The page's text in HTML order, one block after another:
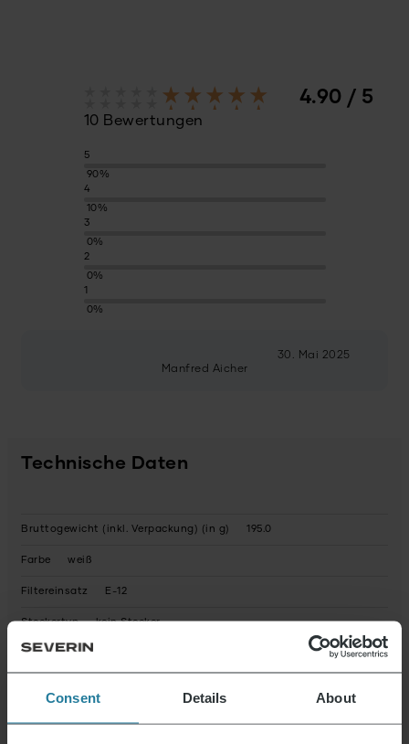
Consent Details About
4.90 / 5
10 Bewertungen
5
90%
4
10%
3
0%
2
0%
1
0%
30. Mai 2025
Manfred Aicher
Technische Daten
Bruttogewicht (inkl. Verpackung) (in g) 195.0
Farbe weiß
Filtereinsatz E-12
Steckertyp kein Stecker
Nettogewicht (in g)